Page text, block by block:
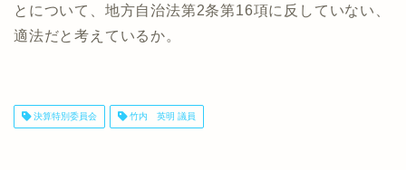
とについて、地方自治法第2条第16項に反していない、
適法だと考えているか。
決算特別委員会 竹内 英明 議員